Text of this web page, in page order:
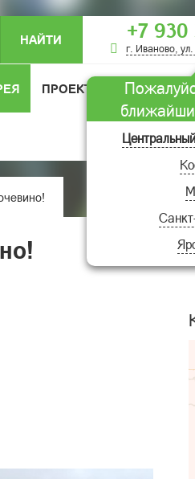
НАЙТИ +7 930
г. Иваново,
ПРОЕКТЫ ДОМОВ
ОТЗЫВЫ